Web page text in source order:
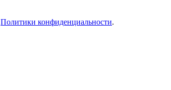
Политики конфиденциальности.